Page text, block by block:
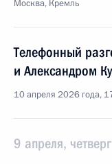
Москва, Кремль
Телефонный
и Александром
10 апреля 2026 года,
9 апреля, четверг